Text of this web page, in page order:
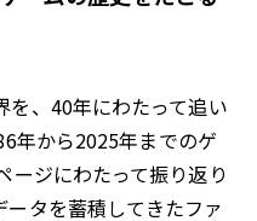
を、40年にわたって追い
年から2025年までのゲ
ージにわたって振り返り
ータを蓄積してきたファ